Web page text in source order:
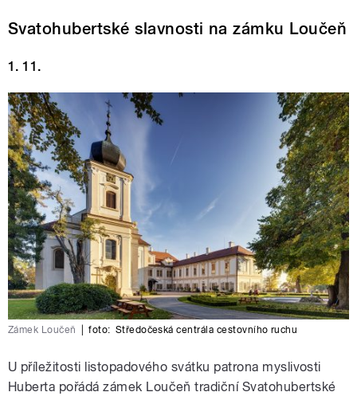
Svatohubertské slavnosti na zámku Loučeň
1. 11.
Zámek Loučeň foto: Středočeská centrála cestovního ruchu
U příležitosti listopadového svátku patrona myslivosti
Huberta pořádá zámek Loučeň tradiční Svatohubertské